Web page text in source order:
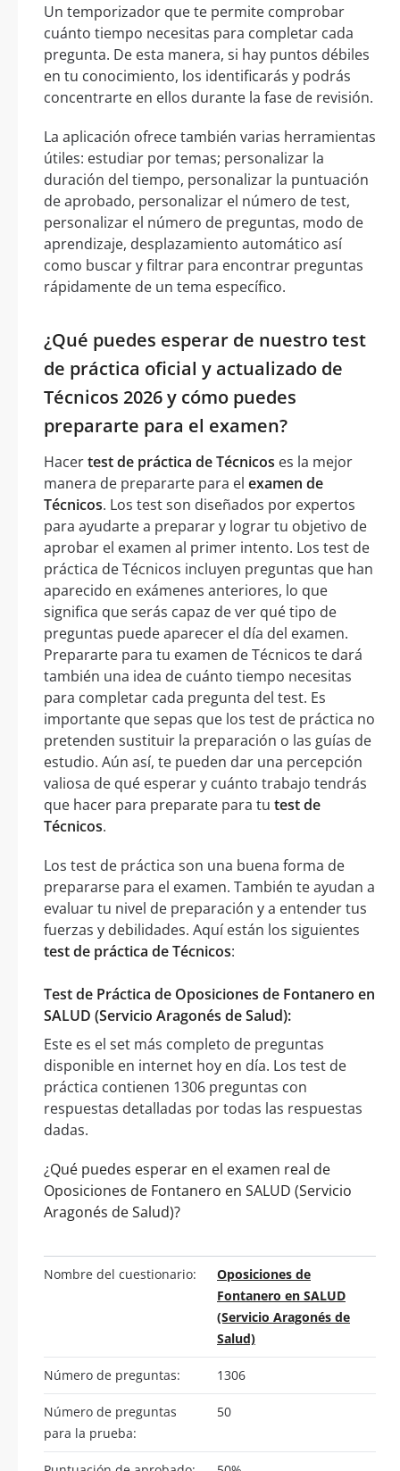
Un temporizador que te permite comprobar
cuánto tiempo necesitas para completar cada
pregunta. De esta manera, si hay puntos débiles
en tu conocimiento, los identificarás y podrás
concentrarte en ellos durante la fase de revisión.
La aplicación ofrece también varias herramientas
útiles: estudiar por temas; personalizar la
duración del tiempo, personalizar la puntuación
de aprobado, personalizar el número de test,
personalizar el número de preguntas, modo de
aprendizaje, desplazamiento automático así
como buscar y filtrar para encontrar preguntas
rápidamente de un tema específico.
¿Qué puedes esperar de nuestro test
de práctica oficial y actualizado de
Técnicos 2026 y cómo puedes
prepararte para el examen?
Hacertest de práctica de Técnicos es la mejor
manera de prepararte para el examen de
Técnicos. Los test son diseñados por expertos
para ayudarte a preparar y lograr tu objetivo de
aprobar el examen al primer intento. Los test de
práctica de Técnicos incluyen preguntas que han
aparecido en exámenes anteriores, lo que
significa que serás capaz de ver qué tipo de
preguntas puede aparecer el día del examen.
Prepararte para tu examen de Técnicos te dará
también una idea de cuánto tiempo necesitas
para completar cada pregunta del test. Es
importante que sepas que los test de práctica no
pretenden sustituir la preparación o las guías de
estudio. Aún así, te pueden dar una percepción
valiosa de qué esperar y cuánto trabajo tendrás
que hacer para preparate para tu test de
Técnicos.
Los test de práctica son una buena forma de
prepararse para el examen. También te ayudan a
evaluar tu nivel de preparación y a entender tus
fuerzas y debilidades. Aquí están los siguientes
test de práctica de Técnicos:
Test de Práctica de Oposiciones de Fontanero en
SALUD (Servicio Aragonés de Salud):
Este es el set más completo de preguntas
disponible en internet hoy en día. Los test de
práctica contienen 1306 preguntas con
respuestas detalladas por todas las respuestas
dadas.
¿Qué puedes esperar en el examen real de
Oposiciones de Fontanero en SALUD (Servicio
Aragonés de Salud)?
Nombre del cuestionario:
Oposiciones de
Fontanero en SALUD
(Servicio Aragonés de
Salud)
Número de preguntas: 1306
Número de preguntas
para la prueba:
50